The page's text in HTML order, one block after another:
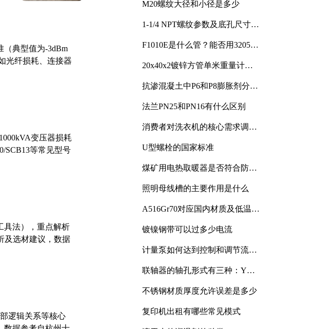
典型值为-3dBm
光纤损耗、连接器
变压器损耗
SCB13等常见型号
具法），重点解析
及选材建议，数据
逻辑关系等核心
M20螺纹大径和小径是多少
1-1/4 NPT螺纹参数及底孔尺寸详
F1010E是什么管？能否用3205或
20x40x2镀锌方管单米重量计算
抗渗混凝土中P6和P8膨胀剂分别
法兰PN25和PN16有什么区别
消费者对洗衣机的核心需求调研
U型螺栓的国家标准
煤矿用电热取暖器是否符合防爆
照明母线槽的主要作用是什么
A516Gr70对应国内材质及低温冲
镀镍钢带可以过多少电流
计量泵如何达到控制和调节流量
联轴器的轴孔形式有三种：Y
不锈钢材质厚度允许误差是多少
复印机出租有哪些常见模式